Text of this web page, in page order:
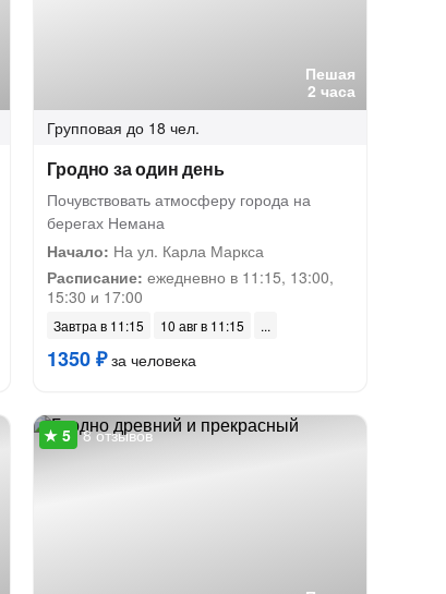
Пешая
2 часа
Групповая до 18 чел.
Гродно за один день
Почувствовать атмосферу города на
берегах Немана
Начало: На ул. Карла Маркса
Расписание: ежедневно в 11:15, 13:00,
15:30 и 17:00
Завтра в 11:15 10 авг в 11:15
1350 ₽за человека
8 отзывов